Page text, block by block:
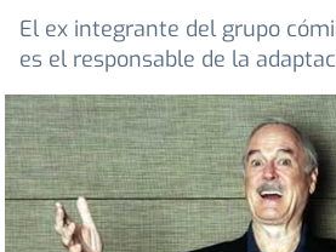
El ex integrante del grupo
es el responsable de la